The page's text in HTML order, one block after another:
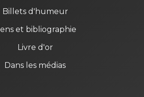
Billets d'humeur
et bibliographie
Livre d'or
Dans les médias